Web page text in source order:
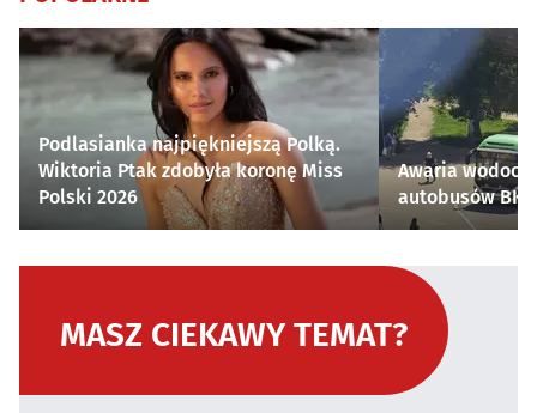
Podlasianka najpiękniejszą Polką.
Wiktoria Ptak zdobyła koronę Miss
Polski 2026
Awaria
autobusów
MASZ CIEKAWY TEMAT?